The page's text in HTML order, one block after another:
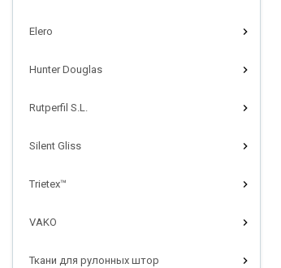
Elero
Hunter Douglas
Rutperfil S.L.
Silent Gliss
Trietex™
VAKO
Ткани для рулонных штор